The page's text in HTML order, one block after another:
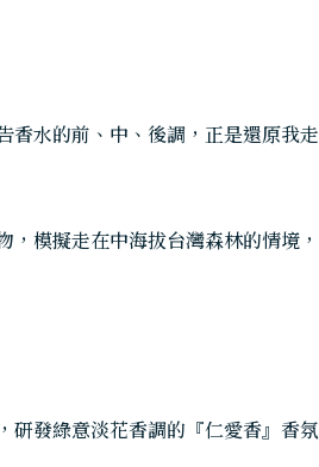
香水的前、中、後調，正是還原我走
模擬走在中海拔台灣森林的情境，
研發綠意淡花香調的『仁愛香』香氛